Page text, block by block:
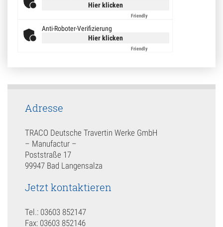
Hier klicken
Friendly
Anti-Roboter-Verifizierung
Hier klicken
Friendly
Adresse
TRACO Deutsche Travertin Werke GmbH
– Manufactur –
Poststraße 17
99947 Bad Langensalza
Jetzt kontaktieren
Tel.: 03603 852147
Fax: 03603 852146